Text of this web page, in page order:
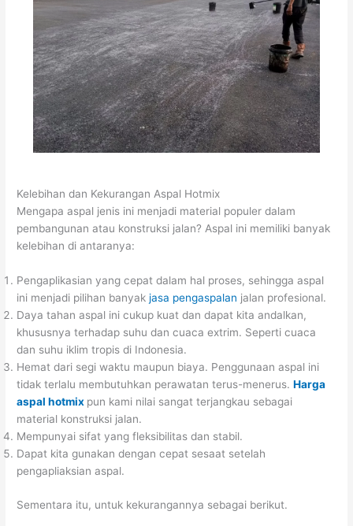
Kelebihan dan Kekurangan Aspal Hotmix
Mengapa aspal jenis ini menjadi material populer dalam
pembangunan atau konstruksi jalan? Aspal ini memiliki banyak
kelebihan di antaranya:
Pengaplikasian yang cepat dalam hal proses, sehingga aspal
ini menjadi pilihan banyakjasa pengaspalan jalan profesional.
Daya tahan aspal ini cukup kuat dan dapat kita andalkan,
khususnya terhadap suhu dan cuaca extrim. Seperti cuaca
dan suhu iklim tropis di Indonesia.
Hemat dari segi waktu maupun biaya. Penggunaan aspal ini
tidak terlalu membutuhkan perawatan terus-menerus.Harga
aspal hotmix pun kami nilai sangat terjangkau sebagai
material konstruksi jalan.
Mempunyai sifat yang fleksibilitas dan stabil.
Dapat kita gunakan dengan cepat sesaat setelah
pengapliaksian aspal.
Sementara itu, untuk kekurangannya sebagai berikut.